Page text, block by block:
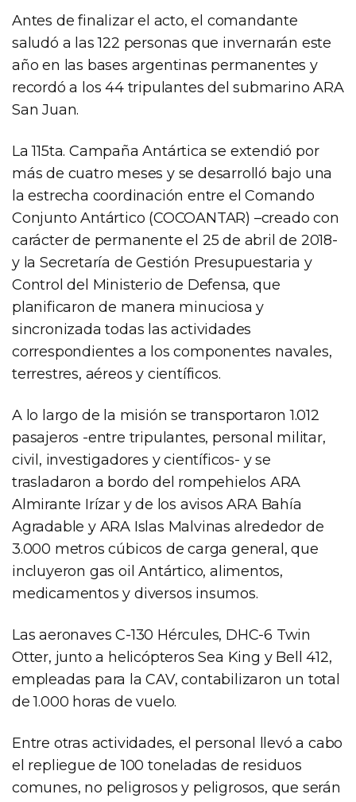
Antes de finalizar el acto, el comandante
saludó a las 122 personas que invernarán este
año en las bases argentinas permanentes y
recordó a los 44 tripulantes del submarino ARA
San Juan.
La 115ta. Campaña Antártica se extendió por
más de cuatro meses y se desarrolló bajo una
la estrecha coordinación entre el Comando
Conjunto Antártico (COCOANTAR) –creado con
carácter de permanente el 25 de abril de 2018-
y la Secretaría de Gestión Presupuestaria y
Control del Ministerio de Defensa, que
planificaron de manera minuciosa y
sincronizada todas las actividades
correspondientes a los componentes navales,
terrestres, aéreos y científicos.
A lo largo de la misión se transportaron 1.012
pasajeros -entre tripulantes, personal militar,
civil, investigadores y científicos- y se
trasladaron a bordo del rompehielos ARA
Almirante Irízar y de los avisos ARA Bahía
Agradable y ARA Islas Malvinas alrededor de
3.000 metros cúbicos de carga general, que
incluyeron gas oil Antártico, alimentos,
medicamentos y diversos insumos.
Las aeronaves C-130 Hércules, DHC-6 Twin
Otter, junto a helicópteros Sea King y Bell 412,
empleadas para la CAV, contabilizaron un total
de 1.000 horas de vuelo.
Entre otras actividades, el personal llevó a cabo
el repliegue de 100 toneladas de residuos
comunes, no peligrosos y peligrosos, que serán